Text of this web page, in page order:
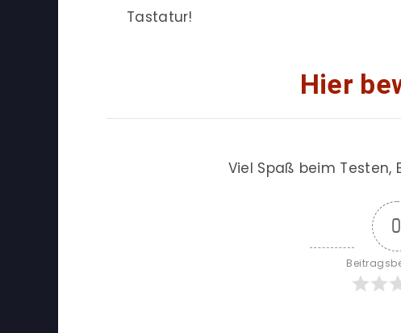
Tastatur!
Hier
Viel Spaß beim Testen,
0